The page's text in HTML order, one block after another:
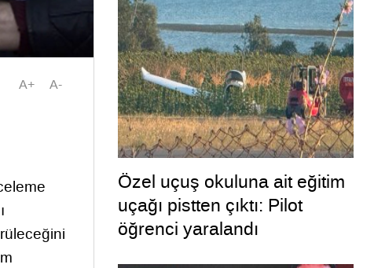
A+ A-
Özel uçuş okuluna ait eğitim
uçağı pistten çıktı: Pilot
öğrenci yaralandı